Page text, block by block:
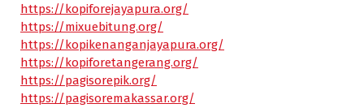
https://kopiforejayapura.org/
https://mixuebitung.org/
https://kopikenanganjayapura.org/
https://kopiforetangerang.org/
https://pagisorepik.org/
https://pagisoremakassar.org/